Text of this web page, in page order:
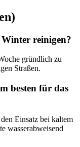
reinigen?
gründlich zu
Straßen.
besten für das
Einsatz bei kaltem
wasserabweisend